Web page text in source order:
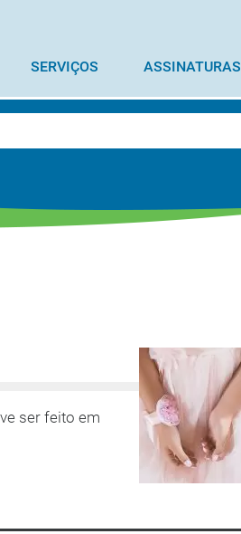
SERVIÇOS ASSINATURAS
ser feito em